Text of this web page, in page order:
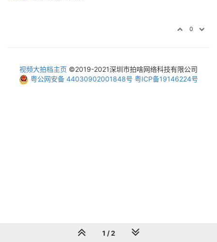
0
1 / 2
视频大拍档主页 ©2019-2021深圳市拍啥网络科技有限公司
粤公网安备 44030902001848号 粤ICP备19146224号